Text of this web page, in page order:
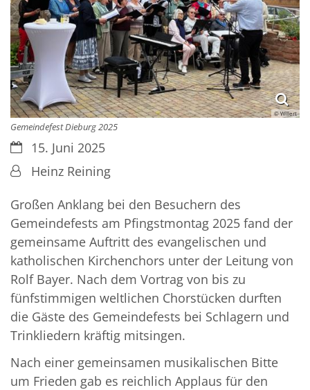
© Willert
Gemeindefest Dieburg 2025
Datum:15. Juni 2025
Von:Heinz Reining
Großen Anklang bei den Besuchern des
Gemeindefests am Pfingstmontag 2025 fand der
gemeinsame Auftritt des evangelischen und
katholischen Kirchenchors unter der Leitung von
Rolf Bayer. Nach dem Vortrag von bis zu
fünfstimmigen weltlichen Chorstücken durften
die Gäste des Gemeindefests bei Schlagern und
Trinkliedern kräftig mitsingen.
Nach einer gemeinsamen musikalischen Bitte
um Frieden gab es reichlich Applaus für den